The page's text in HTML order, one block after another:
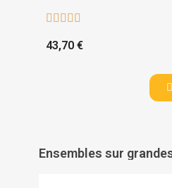
    
43,70 €